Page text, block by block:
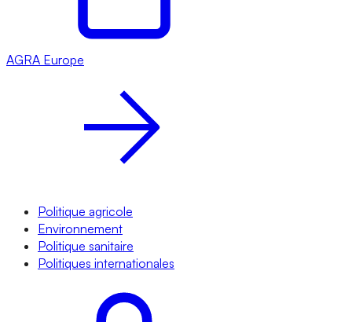
AGRA Europe
Politique agricole
Environnement
Politique sanitaire
Politiques internationales